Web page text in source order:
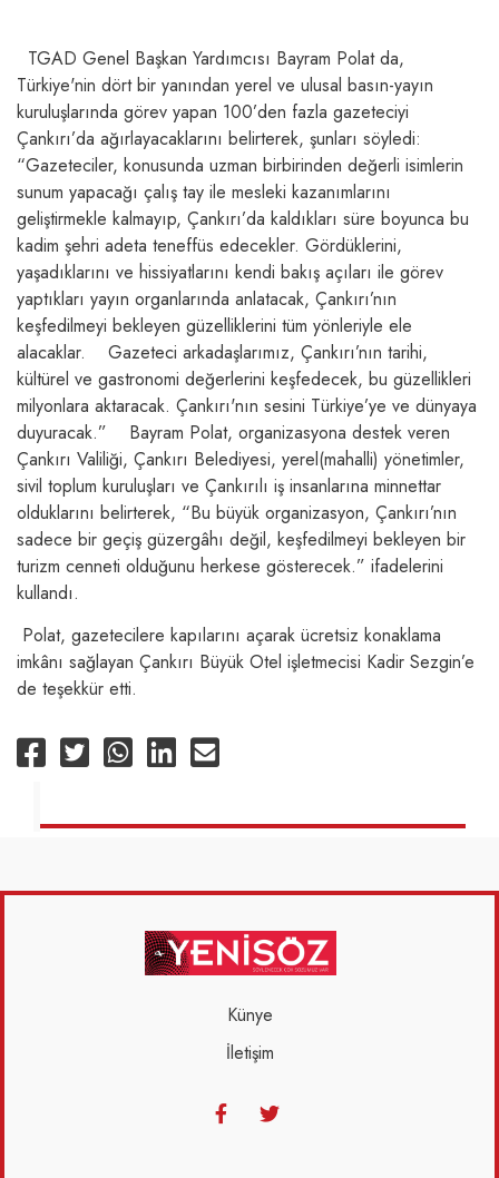
TGAD Genel Başkan Yardımcısı Bayram Polat da,
Türkiye'nin dört bir yanından yerel ve ulusal basın-yayın
kuruluşlarında görev yapan 100’den fazla gazeteciyi
Çankırı’da ağırlayacaklarını belirterek, şunları söyledi:
“Gazeteciler, konusunda uzman birbirinden değerli isimlerin
sunum yapacağı çalış tay ile mesleki kazanımlarını
geliştirmekle kalmayıp, Çankırı’da kaldıkları süre boyunca bu
kadim şehri adeta teneffüs edecekler. Gördüklerini,
yaşadıklarını ve hissiyatlarını kendi bakış açıları ile görev
yaptıkları yayın organlarında anlatacak, Çankırı’nın
keşfedilmeyi bekleyen güzelliklerini tüm yönleriyle ele
alacaklar. Gazeteci arkadaşlarımız, Çankırı’nın tarihi,
kültürel ve gastronomi değerlerini keşfedecek, bu güzellikleri
milyonlara aktaracak. Çankırı'nın sesini Türkiye’ye ve dünyaya
duyuracak.” Bayram Polat, organizasyona destek veren
Çankırı Valiliği, Çankırı Belediyesi, yerel(mahalli) yönetimler,
sivil toplum kuruluşları ve Çankırılı iş insanlarına minnettar
olduklarını belirterek, “Bu büyük organizasyon, Çankırı’nın
sadece bir geçiş güzergâhı değil, keşfedilmeyi bekleyen bir
turizm cenneti olduğunu herkese gösterecek.” ifadelerini
kullandı.
Polat, gazetecilere kapılarını açarak ücretsiz konaklama
imkânı sağlayan Çankırı Büyük Otel işletmecisi Kadir Sezgin’e
de teşekkür etti.
Künye
İletişim